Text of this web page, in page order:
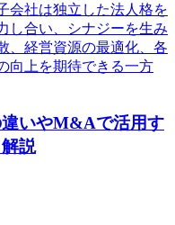
会社は独立した法人格を
し合い、シナジーを生み
、経営資源の最適化、各
向上を期待できる一方
いやM&Aで活用す
説